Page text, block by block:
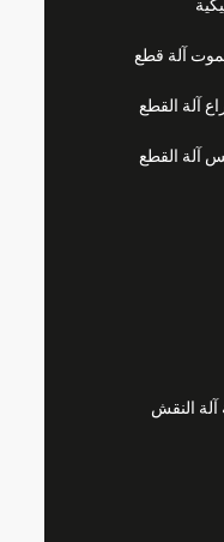
آلة قطع
آلة القطع
آلة القطع
آلة النقش